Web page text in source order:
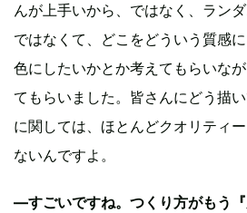
んが上手いから、ではなく、ラン
ではなくて、どこをどういう質感
色にしたいかとか考えてもらいな
てもらいました。皆さんにどう描
に関しては、ほとんどクオリティ
ないんですよ。
—すごいですね。つくり方がもう